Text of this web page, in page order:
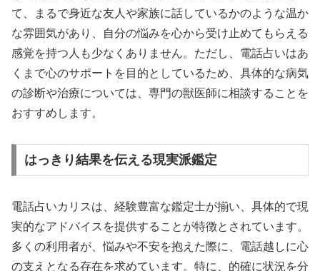
て、まるで身近な友人や家族に話しているかのような温か
な雰囲気があり、自分の悩みを心から受け止めてもらえる
感覚を持つ人も少なくありません。ただし、電話占いはあ
くまで心のサポートを目的としているため、具体的な病気
の診断や治療については、専門の獣医師に相談することを
おすすめします。
はっきり結果を伝える現実派鑑定
電話占いカリスは、経験豊富な鑑定士が揃い、具体的で現
実的なアドバイスを提供することが特徴とされています。
多くの利用者が、悩みや不安を抱えた際に、電話越しに心
の支えとなる存在を求めています。特に、的確に状況を分